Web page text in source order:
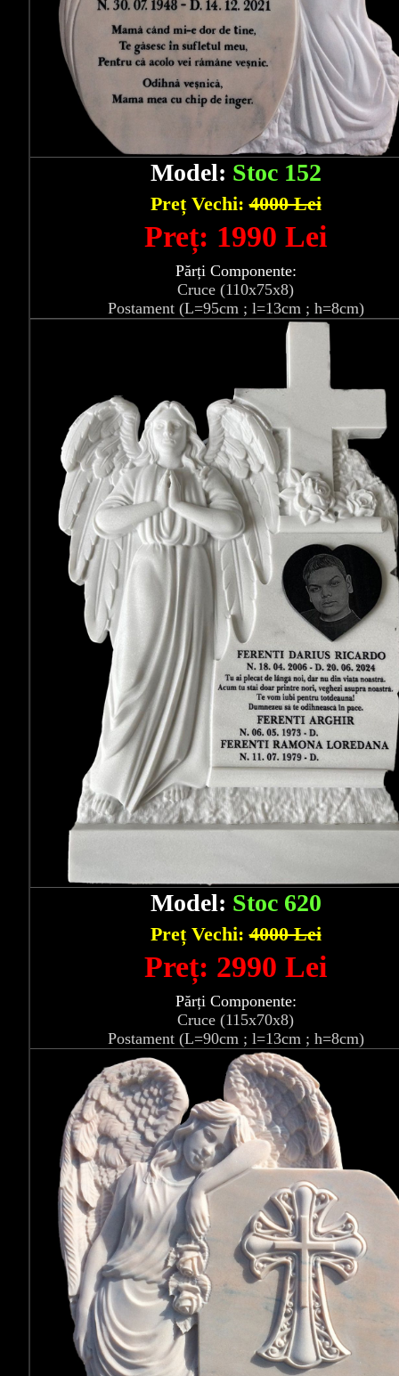
Model: Stoc 152
Preț Vechi:4000 Lei
Preț: 1990 Lei
Părți Componente:
Cruce (110x75x8)
Postament (L=95cm ; l=13cm ; h=8cm)
Model: Stoc 620
Preț Vechi:4000 Lei
Preț: 2990 Lei
Părți Componente:
Cruce (115x70x8)
Postament (L=90cm ; l=13cm ; h=8cm)